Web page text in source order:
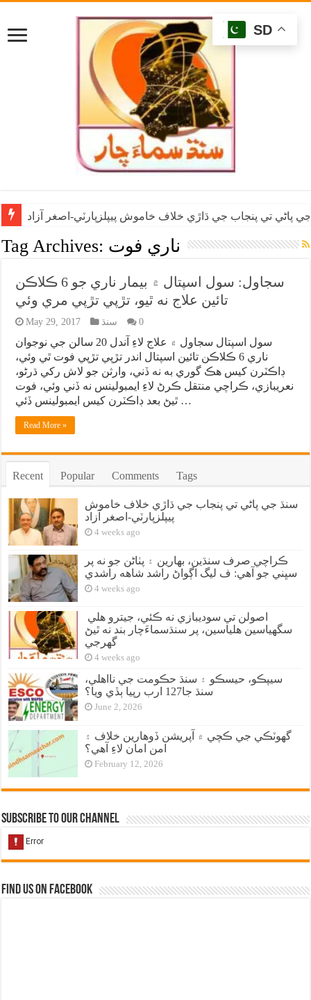
پاڻي تي پنجاب جي ڌاڙي خلاف خاموش پيپلزپارٽي-اصغر آزاد
Tag Archives: ناري فوت
سجاول: سول اسپتال ۾ بيمار ناري جو 6 ڪلاڪن
تائين علاج نه ٿيو، تڙپي تڙپي مري وئي
May 29, 2017 سنڌ 0
سول اسپتال سجاول ۾ علاج لاءِ آندل 20 سالن جي نوجوان
ناري 6 ڪلاڪن تائين اسپتال اندر تڙپي تڙپي فوت ٿي وئي،
ڊاڪٽرن کيس هڪ گوري به نه ڏني، وارثن جو لاش رکي ڌرڻو،
نعريبازي، ڪراچي منتقل ڪرڻ لاءِ ايمبولينس نه ڏني وئي، فوت
ٿيڻ بعد ڊاڪٽرن کيس ايمبولينس ڏئي …
Read More »
Recent Popular Comments Tags
سنڌ جي پاڻي تي پنجاب جي ڌاڙي خلاف خاموش
پيپلزپارٽي-اصغر آزاد
4 weeks ago
ڪراچي صرف سنڌين، بهارين ۽ پٺاڻن جو نه پر
سڀني جو آهي: ف ليگ اڳواڻ راشد شاهه راشدي
4 weeks ago
سگهياسين هلياسين، پر سنڌسماءَچار بند نه ٿيڻ
گهرجي
4 weeks ago
سيپڪو، حيسڪو ۽ سنڌ حڪومت جي نااهلي،
سنڌ جا127 ارب رپيا ٻڏي ويا؟
June 2, 2026
گهوٽڪي جي ڪچي ۾ آپريشن ڏوهارين خلاف ۽
امن امان لاءِ آهي؟
February 12, 2026
Subscribe to our Channel
Find us on Facebook
SD